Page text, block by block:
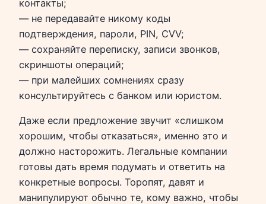
контакты;
— не передавайте никому коды
подтверждения, пароли, PIN, CVV;
— сохраняйте переписку, записи звонков,
скриншоты операций;
— при малейших сомнениях сразу
консультируйтесь с банком или юристом.
Даже если предложение звучит «слишком
хорошим, чтобы отказаться», именно это и
должно насторожить. Легальные компании
готовы дать время подумать и ответить на
конкретные вопросы. Торопят, давят и
манипулируют обычно те, кому важно, чтобы